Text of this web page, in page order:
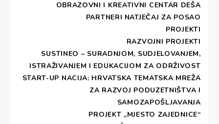
OBRAZOVNI I KREATIVNI CENTAR DEŠA
PARTNERI NATJEČAJ ZA POSAO
PROJEKTI
RAZVOJNI PROJEKTI
SUSTINEO – SURADNJOM, SUDJELOVANJEM,
ISTRAŽIVANJEM I EDUKACIJOM ZA ODRŽIVOST
START-UP NACIJA: HRVATSKA TEMATSKA MREŽA
ZA RAZVOJ PODUZETNIŠTVA I
SAMOZAPOŠLJAVANJA
PROJEKT „MJESTO ZAJEDNICE“
STUDENI
17
REZULTATI ISTRAŽIVANJA O ZAPOŠLJIVOSTI MLADIH
Rezultati istraživanja o
zapošljivosti mladih na
dalmatinskim otocima